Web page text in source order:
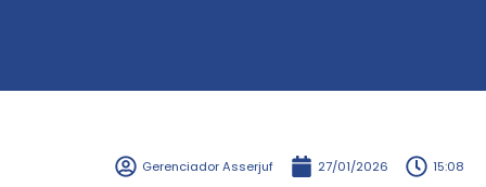
Gerenciador Asserjuf 27/01/2026
15:08